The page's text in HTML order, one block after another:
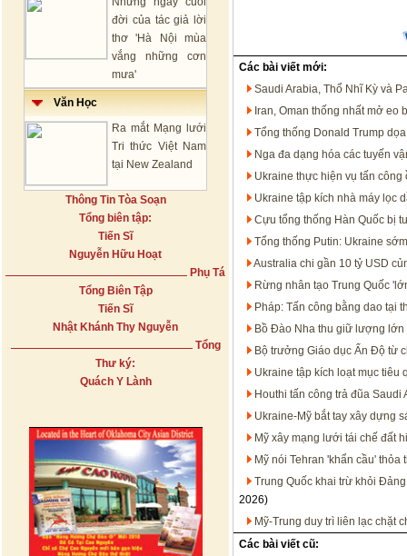
đời của tác giả lời
thơ 'Hà Nội mùa
vắng những cơn
mưa'
Văn Học
Ra mắt Mạng lưới
Tri thức Việt Nam
tại New Zealand
Thông Tin Tòa Soạn
Tổng biên tập:
Tiến Sĩ
Nguyễn Hữu Hoạt
Phụ Tá
Tổng Biên Tập
Tiến Sĩ
Nhật Khánh Thy Nguyễn
Tổng
Thư ký:
Quách Y Lành
Các bài viết mới:
Saudi Arabia, Thổ Nhĩ Kỳ và
Iran, Oman thống nhất mở eo
Tổng thống Donald Trump
Nga đa dạng hóa các tuyến
Ukraine thực hiện vụ tấn công
Ukraine tập kích nhà máy lọc
Cựu tổng thống Hàn Quốc bị
Tổng thống Putin: Ukraine
Australia chi gần 10 tỷ USD
Rừng nhân tạo Trung Quốc
Pháp: Tấn công bằng dao tại
Bồ Đào Nha thu giữ lượng
Bộ trưởng Giáo dục Ấn Độ từ
Ukraine tập kích loạt mục tiêu
Houthi tấn công trả đũa
Ukraine-Mỹ bắt tay xây dựng
Mỹ xây mạng lưới tái chế đất
Mỹ nói Tehran 'khẩn cầu'
Trung Quốc khai trừ khỏi
2026)
Mỹ-Trung duy trì liên lạc chặt
Các bài viết cũ: